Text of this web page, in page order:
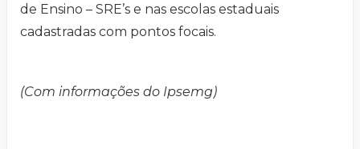
de Ensino – SRE’s e nas escolas estaduais
cadastradas com pontos focais.
(Com informações do Ipsemg)